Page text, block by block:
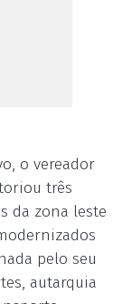
o vereador
três
da zona leste
pelo seu
autarquia